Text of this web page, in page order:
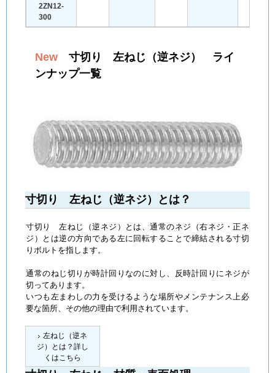
2ZN12-
300
New 寸切り 左ねじ（逆ネジ） ライ
ンナップ一覧
寸切り 左ねじ（逆ネジ）とは？
寸切り 左ねじ（逆ネジ）とは、通常のネジ（右ネジ・正ネ
ジ）とは逆の方向である左に回転することで締結される寸切
りボルトを指します。
通常のねじ切りが時計回りなのに対し、反時計回りにネジが
切ってあります。
いつも左まわしの力を受けるような場所やメンテナンス上必
要な箇所、その他の理由で利用されています。
左ねじ（逆ネ
ジ）とは？詳し
くはこちら